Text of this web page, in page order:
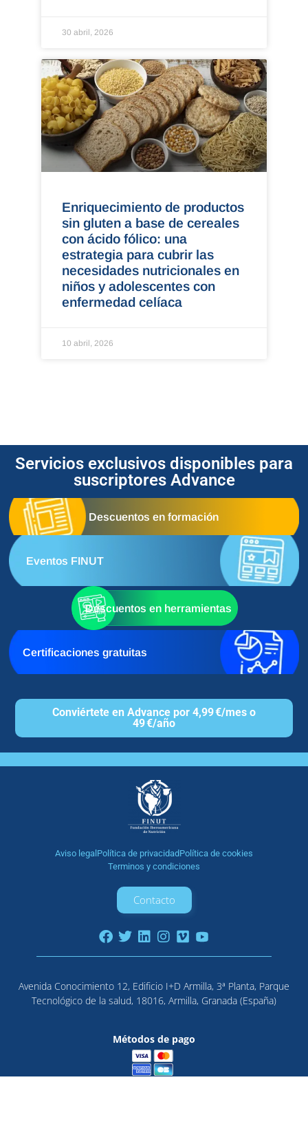
30 abril, 2026
Enriquecimiento de productos
sin gluten a base de cereales
con ácido fólico: una
estrategia para cubrir las
necesidades nutricionales en
niños y adolescentes con
enfermedad celíaca
10 abril, 2026
Servicios exclusivos disponibles para
suscriptores Advance
Descuentos en formación
Eventos FINUT
Descuentos en herramientas
Certificaciones gratuitas
Conviértete en Advance por 4,99 €/mes o
49 €/año
Aviso legal Política de privacidadPolítica de cookies
Terminos y condiciones
Contacto
Avenida Conocimiento 12, Edificio I+D Armilla, 3ª Planta, Parque
Tecnológico de la salud, 18016, Armilla, Granada (España)
Métodos de pago